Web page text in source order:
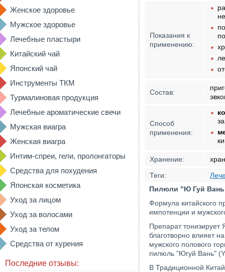
Женское здоровье
Мужское здоровье
Лечебные пластыри
Китайский чай
Японский чай
Инструменты ТКМ
Турмалиновая продукция
Лечебные ароматические свечи
Мужская виагра
Женская виагра
Интим-спреи, гели, пролонгаторы
Средства для похудения
Японская косметика
Уход за лицом
Уход за волосами
Уход за телом
Средства от курения
Последние отзывы:
Показания к
применению:
Состав:
Способ
применения:
Хранение:
Теги:
Пилюли "Ю Гуй
Формула китайского
импотенции и
Препарат тонизирует
благотворно влияет
мужского полового
пилюль "Югуй Вань"
В Традиционной